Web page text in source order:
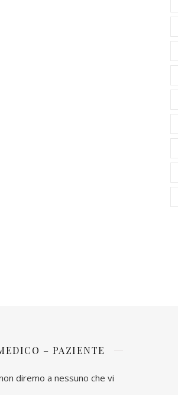
– PAZIENTE
diremo a nessuno che vi